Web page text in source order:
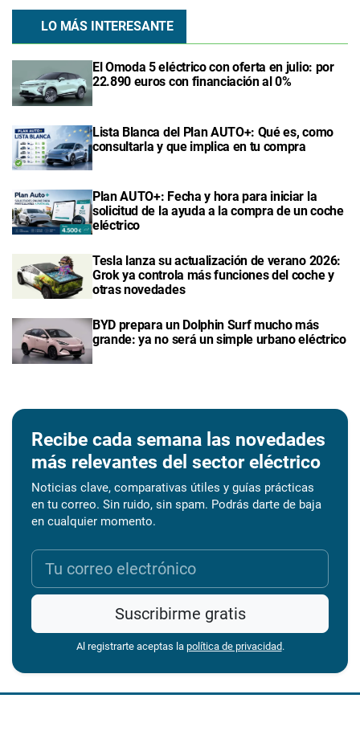
LO MÁS INTERESANTE
El Omoda 5 eléctrico con oferta en julio: por
22.890 euros con financiación al 0%
Lista Blanca del Plan AUTO+: Qué es, como
consultarla y que implica en tu compra
Plan AUTO+: Fecha y hora para iniciar la
solicitud de la ayuda a la compra de un coche
eléctrico
Tesla lanza su actualización de verano 2026:
Grok ya controla más funciones del coche y
otras novedades
BYD prepara un Dolphin Surf mucho más
grande: ya no será un simple urbano eléctrico
Recibe cada semana las novedades
más relevantes del sector eléctrico
Noticias clave, comparativas útiles y guías prácticas
en tu correo. Sin ruido, sin spam. Podrás darte de baja
en cualquier momento.
Suscribirme gratis
Al registrarte aceptas la política de privacidad.